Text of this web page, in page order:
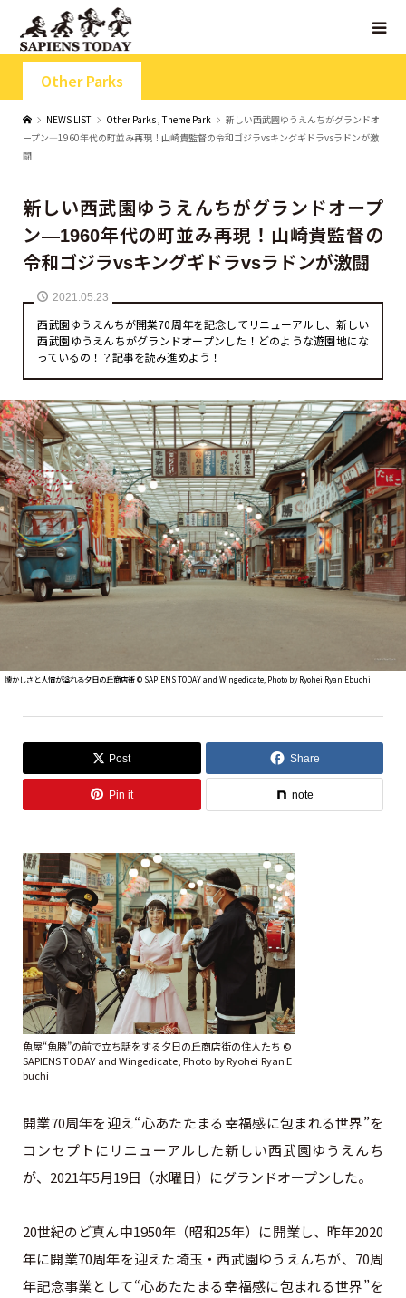
Other Parks
NEWS LIST Other Parks,Theme Park
新しい西武園ゆうえんちがグランドオ
ープン—1960年代の町並み再現！山崎貴監督の令和ゴジラvsキングギドラvsラドンが激
闘
新しい西武園ゆうえんちがグランドオープ
ン—1960年代の町並み再現！山崎貴監督の
令和ゴジラvsキングギドラvsラドンが激闘
2021.05.23
西武園ゆうえんちが開業70周年を記念してリニューアルし、新しい
西武園ゆうえんちがグランドオープンした！どのような遊園地にな
っているの！？記事を読み進めよう！
懐かしさと人情が溢れる夕日の丘商店街 ©︎ SAPIENS TODAY and Wingedicate, Photo by Ryohei Ryan Ebuchi
Post Share
Pin it note
魚屋“魚勝”の前で立ち話をする夕日の丘商店街の住人たち ©︎
SAPIENS TODAY and Wingedicate, Photo by Ryohei Ryan E
buchi
開業70周年を迎え“心あたたまる幸福感に包まれる世界”を
コンセプトにリニューアルした新しい西武園ゆうえんち
が、2021年5月19日（水曜日）にグランドオープンした。
20世紀のど真ん中1950年（昭和25年）に開業し、昨年2020
年に開業70周年を迎えた埼玉・西武園ゆうえんちが、70周
年記念事業として“心あたたまる幸福感に包まれる世界”を